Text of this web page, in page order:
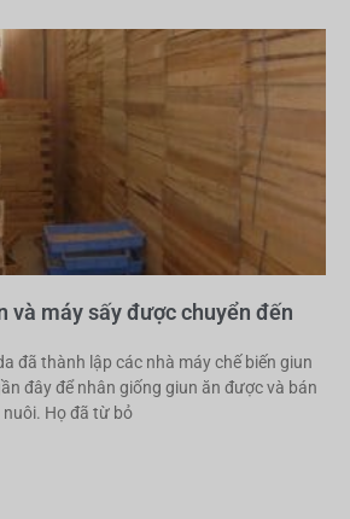
và máy sấy được chuyển đến
đã thành lập các nhà máy chế biến giun
đây để nhân giống giun ăn được và bán
Họ đã từ bỏ